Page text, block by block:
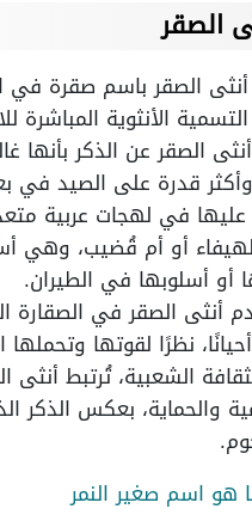
الصقر
الصقر باسم صقرة في
الأنثوية المباشرة
الصقر عن الذكر بأنها
قدرة على الصيد في
في لهجات عربية
أو أم قُضيب، وهي
أو أسلوبها في الطيران.
أنثى الصقر في الصقارة
نظرًا لقوتها وتحملها
الشعبية، تُرتبط أنثى
والحماية، بعكس الذكر
هو اسم صغير النمر